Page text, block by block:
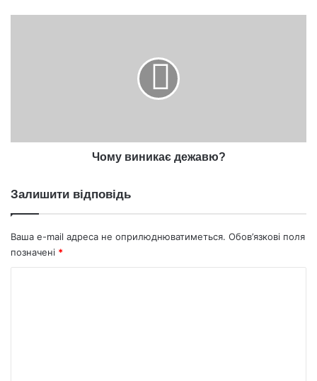
Чому виникає дежавю?
Залишити відповідь
Ваша e-mail адреса не оприлюднюватиметься. Обов’язкові поля
позначені *